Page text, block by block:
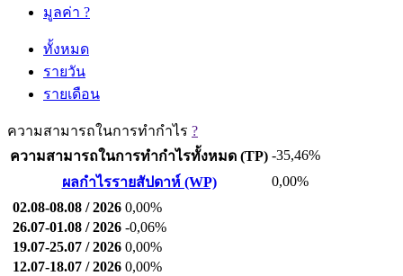
มูลค่า ?
ทั้งหมด
รายวัน
รายเดือน
ความสามารถในการทำกำไร ?
ความสามารถในการทำกำไรทั้งหมด (TP) -35,46%
ผลกำไรรายสัปดาห์ (WP)
0,00%
02.08-08.08 / 2026 0,00%
26.07-01.08 / 2026 -0,06%
19.07-25.07 / 2026 0,00%
12.07-18.07 / 2026 0,00%